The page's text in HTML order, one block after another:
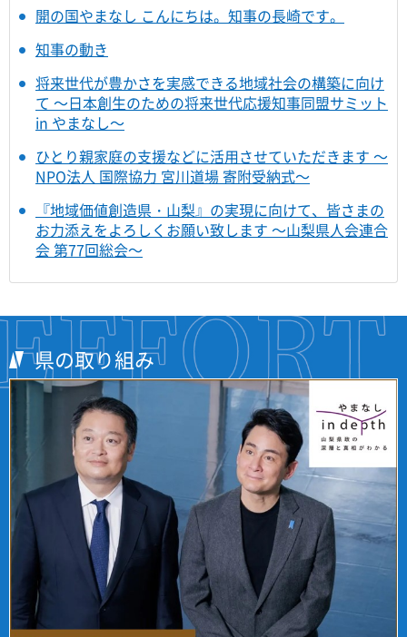
開の国やまなし こんにちは。知事の長崎です。
知事の動き
将来世代が豊かさを実感できる地域社会の構築に向け
て ～日本創生のための将来世代応援知事同盟サミット
in やまなし～
ひとり親家庭の支援などに活用させていただきます ～
NPO法人 国際協力 宮川道場 寄附受納式～
『地域価値創造県・山梨』の実現に向けて、皆さまの
お力添えをよろしくお願い致します ～山梨県人会連合
会 第77回総会～
県の取り組み